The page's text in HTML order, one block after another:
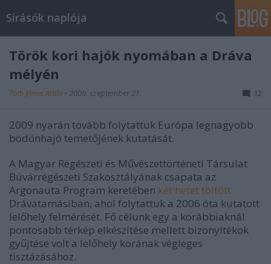
Sírásók naplója
Török kori hajók nyomában a Dráva
mélyén
Tóth János Attila • 2009. szeptember 21. 12
2009 nyarán tovább folytattuk Európa legnagyobb
bödönhajó temetőjének kutatását.
A Magyar Régészeti és Művészettörténeti Társulat
Búvárrégészeti Szakosztályának csapata az
Argonauta Program keretében két hetet töltött
Drávatamásiban, ahol folytattuk a 2006 óta kutatott
lelőhely felmérését. Fő célunk egy a korábbiaknál
pontosabb térkép elkészítése mellett bizonyítékok
gyűjtése volt a lelőhely korának végleges
tisztázásához.